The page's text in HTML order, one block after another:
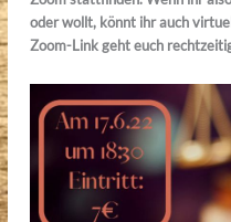
oder wollt, könnt ihr auch
Zoom-Link geht euch